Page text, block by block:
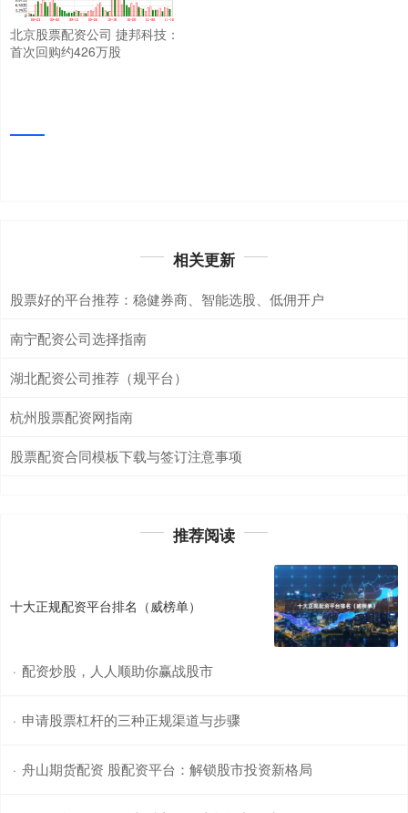
北京股票配资公司 捷邦科技：
首次回购约426万股
相关更新
股票好的平台推荐：稳健券商、智能选股、低佣开户
南宁配资公司选择指南
湖北配资公司推荐（规平台）
杭州股票配资网指南
股票配资合同模板下载与签订注意事项
推荐阅读
十大正规配资平台排名（威榜单）
· 配资炒股，人人顺助你赢战股市
· 申请股票杠杆的三种正规渠道与步骤
· 舟山期货配资 股配资平台：解锁股市投资新格局